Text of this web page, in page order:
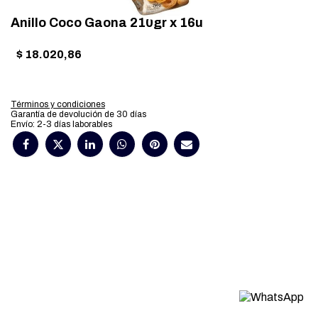
Anillo Coco Gaona 210gr x 16u
$ 18.020,86
Términos y condiciones
Garantía de devolución de 30 días
Envío: 2-3 días laborables